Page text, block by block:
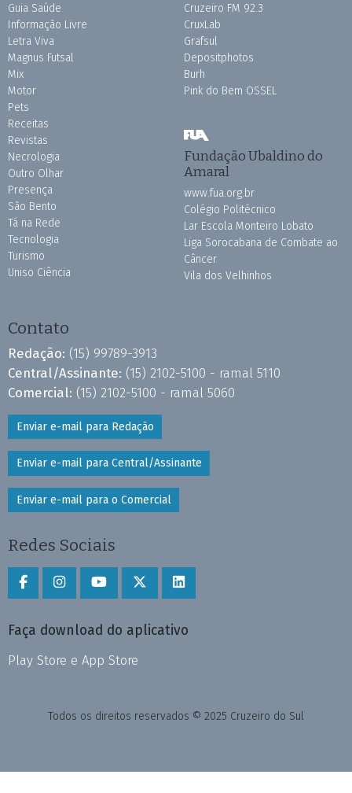
Guia Saúde
Informação Livre
Letra Viva
Magnus Futsal
Mix
Motor
Pets
Receitas
Revistas
Necrologia
Outro Olhar
Presença
São Bento
Tá na Rede
Tecnologia
Turismo
Uniso Ciência
Cruzeiro FM 92.3
CruxLab
Grafsul
Depositphotos
Burh
Pink do Bem OSSEL
Fundação Ubaldino do
Amaral
www.fua.org.br
Colégio Politécnico
Lar Escola Monteiro Lobato
Liga Sorocabana de Combate ao
Câncer
Vila dos Velhinhos
Contato
Redação: (15) 99789-3913
Central/Assinante: (15) 2102-5100 - ramal 5110
Comercial: (15) 2102-5100 - ramal 5060
Enviar e-mail para Redação
Enviar e-mail para Central/Assinante
Enviar e-mail para o Comercial
Redes Sociais
Faça download do aplicativo
Play Store e App Store
Todos os direitos reservados © 2025 Cruzeiro do Sul